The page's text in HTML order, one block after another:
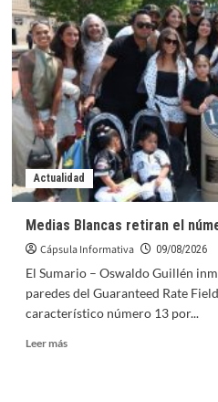
genoma
humano
se
completa
con
datos
para
detección
de
enfermedades
Actualidad
Medias Blancas retiran el
Cápsula Informativa 09/08/2026
El Sumario – Oswaldo Guillén
paredes del Guaranteed Rate
característico número 13 por...
Leer másLeer